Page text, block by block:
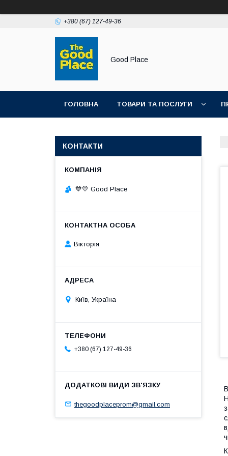
+380 (67) 127-49-36
Good Place
ГОЛОВНА ТОВАРИ ТА ПОСЛУГИ
КОНТАКТИ
💙💛 Good Place
Вікторія
Київ, Україна
+380 (67) 127-49-36
thegoodplaceprom@gmail.com